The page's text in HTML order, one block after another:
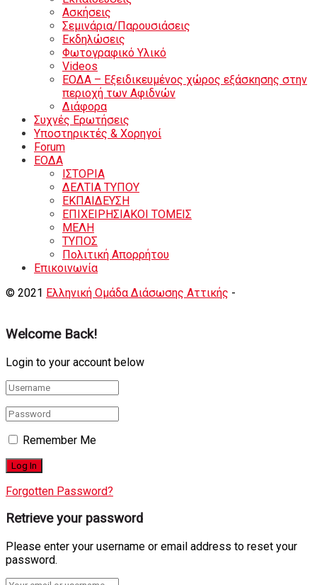
Ασκήσεις
Σεμινάρια/Παρουσιάσεις
Εκδηλώσεις
Φωτογραφικό Υλικό
Videos
ΕΟΔΑ – Εξειδικευμένος χώρος εξάσκησης στην
περιοχή των Αφιδνών
Διάφορα
Συχνές Ερωτήσεις
Υποστηρικτές & Χορηγοί
Forum
ΕΟΔA
ΙΣΤΟΡΙΑ
ΔΕΛΤΙΑ ΤΥΠΟΥ
ΕΚΠΑΙΔΕΥΣΗ
ΕΠΙΧΕΙΡΗΣΙΑΚΟΙ ΤΟΜΕΙΣ
ΜΕΛΗ
ΤΥΠΟΣ
Πολιτική Απορρήτου
Eπικοινωνία
© 2021 Ελληνική Ομάδα Διάσωσης Αττικής -
Welcome Back!
Login to your account below
Remember Me
Forgotten Password?
Retrieve your password
Please enter your username or email address to reset your
password.